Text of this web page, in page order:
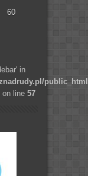
60
in
on line 57